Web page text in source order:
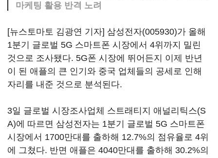
마케팅 활용 반격 노려
[뉴스토마토 김광연 기자] 삼성전자(005930)가 올해
1분기 글로벌 5G 스마트폰 시장에서 4위까지 밀린
것으로 조사됐다. 5G폰 시장에 뛰어든지 이제 반년
이 된 애플의 큰 인기와 중국 업체들의 공세로 인해
자리를 내준 것으로 분석된다.
3일 글로벌 시장조사업체 스트래티지 애널리틱스(S
A)에 따르면 삼성전자는 1분기 글로벌 5G 스마트폰
시장에서 1700만대를 출하해 12.7%의 점유율로 4위
에 그쳤다. 반면 애플은 4040만대를 출하해 30.2%의